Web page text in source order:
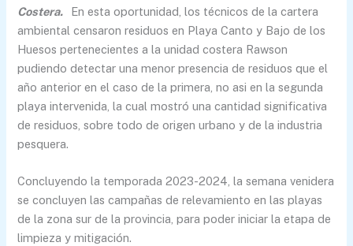
Costera.
En esta oportunidad, los técnicos de la cartera
ambiental censaron residuos en Playa Canto y Bajo de los
Huesos pertenecientes a la unidad costera Rawson
pudiendo detectar una menor presencia de residuos que el
año anterior en el caso de la primera, no asi en la segunda
playa intervenida, la cual mostró una cantidad significativa
de residuos, sobre todo de origen urbano y de la industria
pesquera.
Concluyendo la temporada 2023-2024, la semana venidera
se concluyen las campañas de relevamiento en las playas
de la zona sur de la provincia, para poder iniciar la etapa de
limpieza y mitigación.